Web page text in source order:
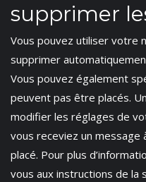
supprimer
Vous pouvez utiliser votre
supprimer
Vous pouvez également
peuvent pas être placés.
modifier les réglages de
vous receviez un message
placé. Pour plus
vous aux instructions de la